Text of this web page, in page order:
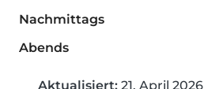
Nachmittags
Abends
Aktualisiert: 21. April 2026